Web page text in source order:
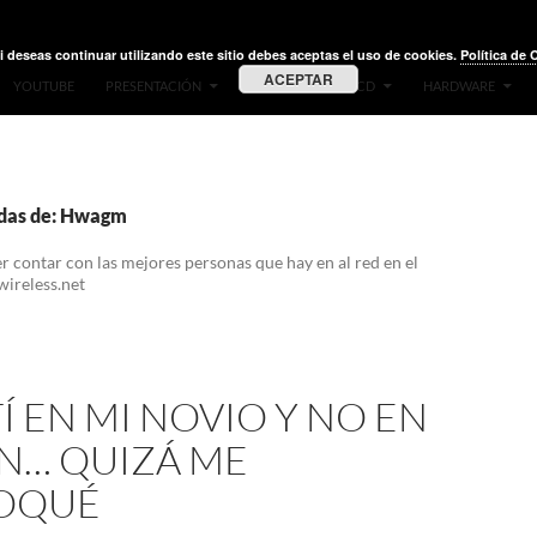
YOUTUBE PRESENTACIÓN VIDEOS LIVE CD HARDWARE
de: Hwagm
contar con las mejores personas que hay en al red en el
EN MI NOVIO Y NO EN
QUIZÁ ME
deseas continuar utilizando este sitio debes aceptas el uso de cookies. Política de
ACEPTAR